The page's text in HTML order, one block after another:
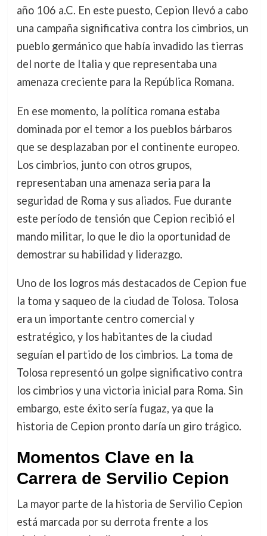
año 106 a.C. En este puesto, Cepion llevó a cabo
una campaña significativa contra los cimbrios, un
pueblo germánico que había invadido las tierras
del norte de Italia y que representaba una
amenaza creciente para la República Romana.
En ese momento, la política romana estaba
dominada por el temor a los pueblos bárbaros
que se desplazaban por el continente europeo.
Los cimbrios, junto con otros grupos,
representaban una amenaza seria para la
seguridad de Roma y sus aliados. Fue durante
este período de tensión que Cepion recibió el
mando militar, lo que le dio la oportunidad de
demostrar su habilidad y liderazgo.
Uno de los logros más destacados de Cepion fue
la toma y saqueo de la ciudad de Tolosa. Tolosa
era un importante centro comercial y
estratégico, y los habitantes de la ciudad
seguían el partido de los cimbrios. La toma de
Tolosa representó un golpe significativo contra
los cimbrios y una victoria inicial para Roma. Sin
embargo, este éxito sería fugaz, ya que la
historia de Cepion pronto daría un giro trágico.
Momentos Clave en la
Carrera de Servilio Cepion
La mayor parte de la historia de Servilio Cepion
está marcada por su derrota frente a los